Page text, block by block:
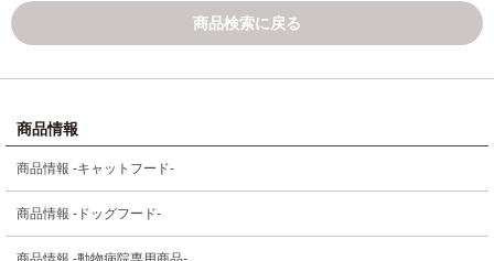
商品検索に戻る
商品情報
商品情報 -キャットフード-
商品情報 -ドッグフード-